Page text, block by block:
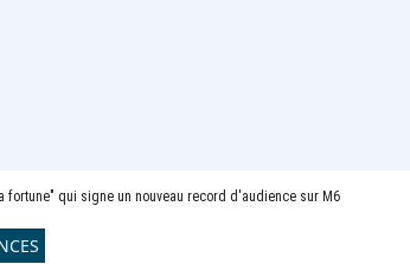
qui signe un nouveau record d'audience sur M6